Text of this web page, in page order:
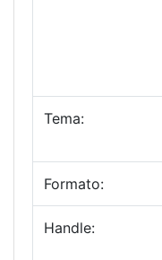
Tema:
Formato:
Handle: